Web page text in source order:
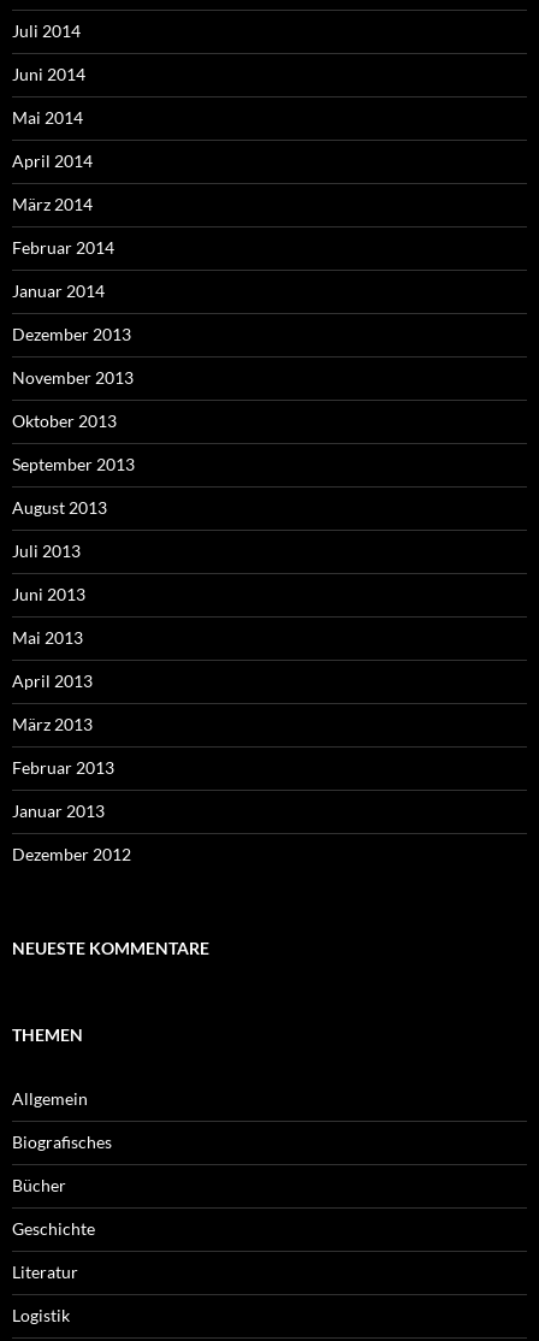
Juli 2014
Juni 2014
Mai 2014
April 2014
März 2014
Februar 2014
Januar 2014
Dezember 2013
November 2013
Oktober 2013
September 2013
August 2013
Juli 2013
Juni 2013
Mai 2013
April 2013
März 2013
Februar 2013
Januar 2013
Dezember 2012
NEUESTE KOMMENTARE
THEMEN
Allgemein
Biografisches
Bücher
Geschichte
Literatur
Logistik